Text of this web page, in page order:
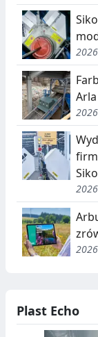
E
G
R
E
G
A
C
J
A
,
R
Y
Plast Echo